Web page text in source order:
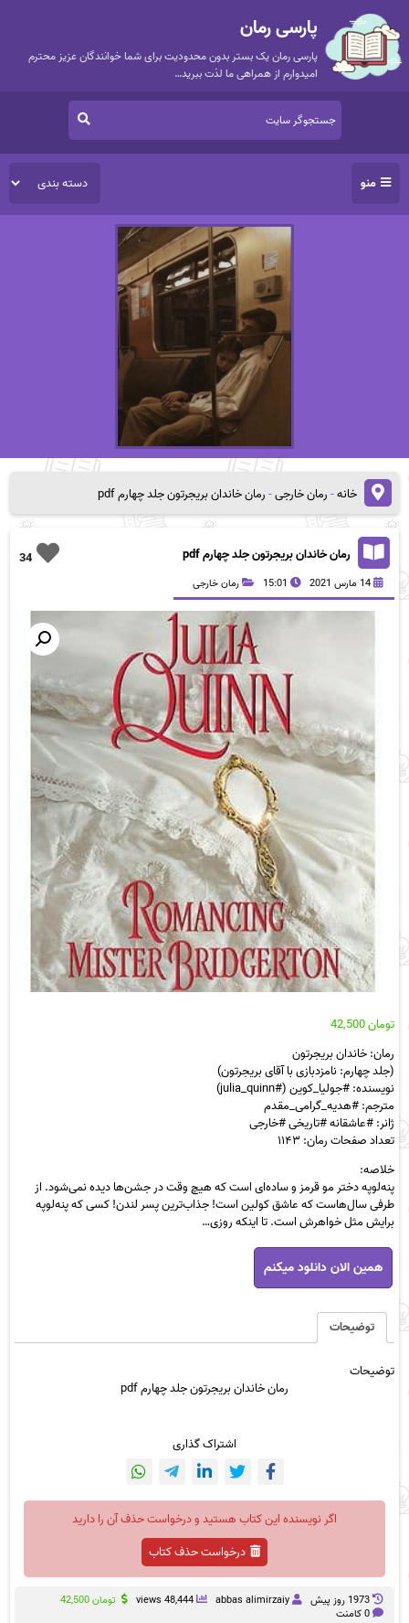
پارسی رمان
پارسی رمان یک بستر بدون محدودیت برای شما خوانندگان عزیز محترم
امیدوارم از همراهی ما لذت ببرید…
منو
خانه-رمان خارجی-رمان خاندان بریجرتون جلد چهارم pdf
34 رمان خاندان بریجرتون جلد چهارم pdf
14 مارس 2021 15:01 رمان خارجی
تومان42,500
رمان: خاندان بریجرتون
(جلد چهارم: نامزدبازی با آقای بریجرتون)
نویسنده: #جولیا_کوین (#julia_quinn)
مترجم: #هدیه_گرامی_مقدم
ژانر: #عاشقانه #تاریخی #خارجی
تعداد صفحات رمان: ۱۱۴۳
خلاصه:
پنه‌لوپه دختر مو قرمز و ساده‌ای است که هیچ وقت در جشن‌ها دیده نمی‌شود. از
طرفی سال‌هاست که عاشق کولین است! جذاب‌ترین پسر لندن! کسی که پنه‌لوپه
برایش مثل خواهرش است. تا اینکه روزی…
رمان
خاندان
بریجرتون
چهارم
pdf
همین الان دانلود میکنم
توضیحات
توضیحات
رمان خاندان بریجرتون جلد چهارم pdf
اشتراک گذاری
اگر نویسنده این کتاب هستید و درخواست حذف آن را دارید
درخواست حذف کتاب
1973 روز پيش abbas alimirzaiy
48,444 views تومان42,500
0 کامنت